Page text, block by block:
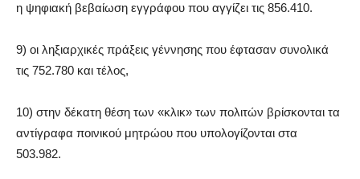
η ψηφιακή βεβαίωση εγγράφου που αγγίζει τις 856.410.
9) οι ληξιαρχικές πράξεις γέννησης που έφτασαν συνολικά
τις 752.780 και τέλος,
10) στην δέκατη θέση των «κλικ» των πολιτών βρίσκονται τα
αντίγραφα ποινικού μητρώου που υπολογίζονται στα
503.982.